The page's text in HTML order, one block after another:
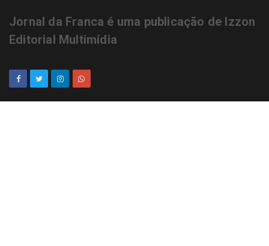
Jornal da Franca é uma publicação de Izzon
Editorial Multimídia